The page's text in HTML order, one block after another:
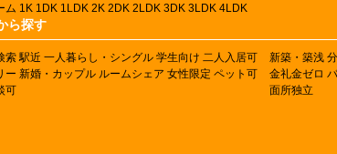
ム 1K 1DK 1LDK 2K 2DK 2LDK 3DK 3LDK 4LDK
ら探す
索 駅近 一人暮らし・シングル 学生向け 二人入居可
ー 新婚・カップル ルームシェア 女性限定 ペット可
可
新築・築浅
金礼金ゼロ
面所独立